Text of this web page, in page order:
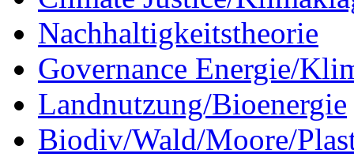
Nachhaltigkeitstheorie
Governance Energie/
Landnutzung/Bioenergie
Biodiv/Wald/Moore/